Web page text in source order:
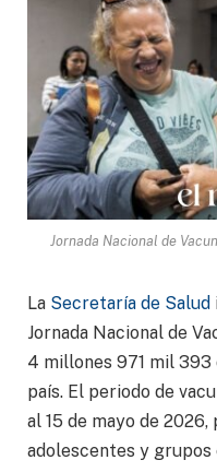
Jornada Nacional de
La Secretaría de Salud
Jornada Nacional de
4 millones 971 mil 393
país. El periodo de
al 15 de mayo de 2026,
adolescentes y grupos